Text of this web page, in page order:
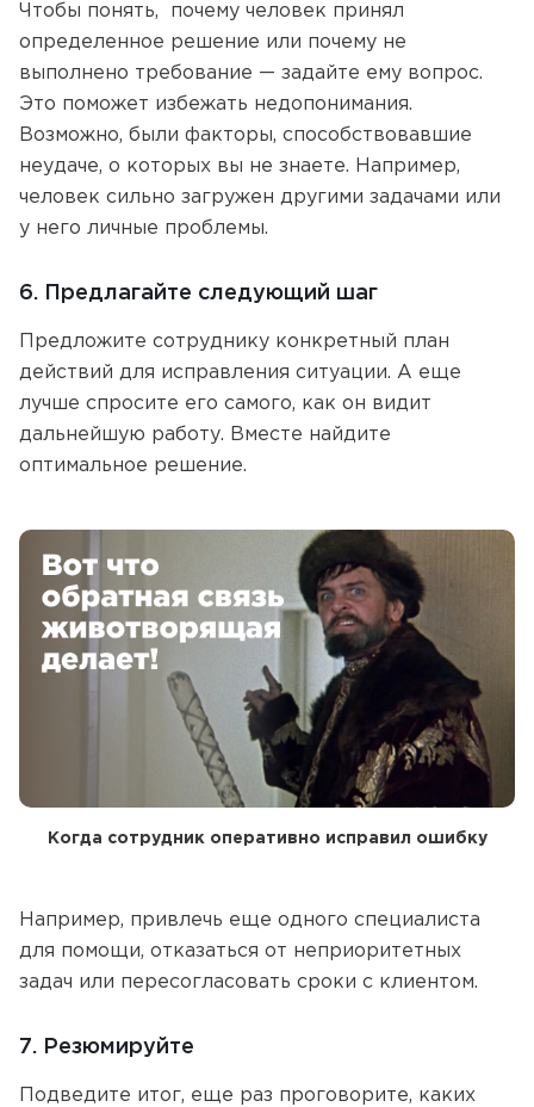
Чтобы понять, почему человек принял
определенное решение или почему не
выполнено требование — задайте ему вопрос.
Это поможет избежать недопонимания.
Возможно, были факторы, способствовавшие
неудаче, о которых вы не знаете. Например,
человек сильно загружен другими задачами или
у него личные проблемы.
6. Предлагайте следующий шаг
Предложите сотруднику конкретный план
действий для исправления ситуации. А еще
лучше спросите его самого, как он видит
дальнейшую работу. Вместе найдите
оптимальное решение.
Когда сотрудник оперативно исправил ошибку
Например, привлечь еще одного специалиста
для помощи, отказаться от неприоритетных
задач или пересогласовать сроки с клиентом.
7. Резюмируйте
Подведите итог, еще раз проговорите, каких